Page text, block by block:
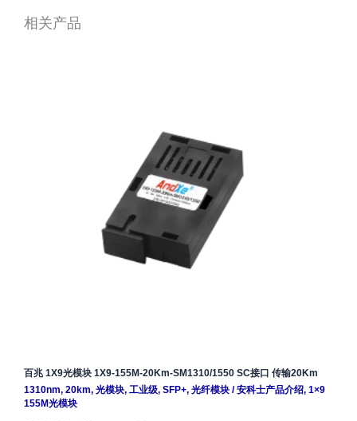
相关产品
百兆 1X9光模块 1X9-155M-20Km-SM1310/1550 SC接口 传输20Km
1310nm, 20km, 光模块, 工业级, SFP+, 光纤模块/安科士产品介绍, 1×9
155M光模块